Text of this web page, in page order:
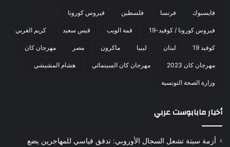
فايسبوك فرنسا فلسطين فيروس كورونا
فيروس كورونا / كوفيد-19 قمة الويب قيس سعيد كريم الغربي
كوفيد 19 لبنان ليبيا ماكرون مصر مهرجان كان
مهرجان كان 2023 مهرجان كان السينمائي هشام المشيشي
وزارة الصحة التونسية
أخبار مابابوست عربي
أزمة سبتة تشعل السجال الأوروبي: تدفق قياسي للمهاجرين يضع